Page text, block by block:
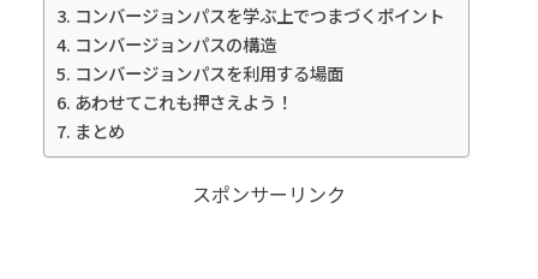
コンバージョンパスを学ぶ上でつまづくポイント
コンバージョンパスの構造
コンバージョンパスを利用する場面
あわせてこれも押さえよう！
まとめ
スポンサーリンク